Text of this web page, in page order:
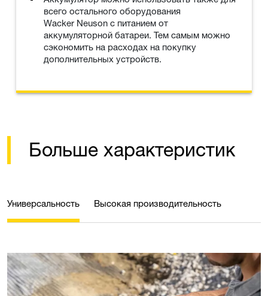
всего остального оборудования
Wacker Neuson с питанием от
аккумуляторной батареи. Тем самым можно
сэкономить на расходах на покупку
дополнительных устройств.
Больше характеристик
Универсальность Высокая производительность